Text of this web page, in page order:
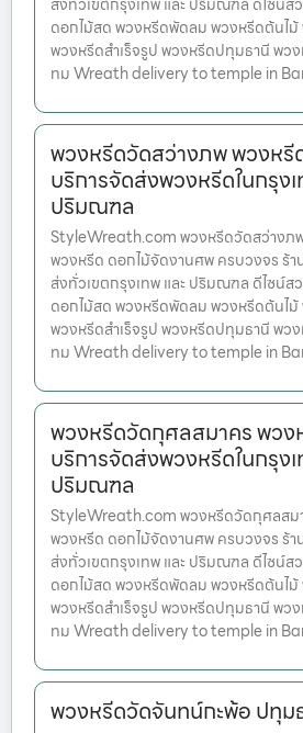
ดอกไม้สด พวงหรีดพัดลม พวงหรีดต้นไม้
พวงหรีดสำเร็จรูป พวงหรีดปทุมธานี พ
ทม Wreath delivery to temple in
พวงหรีดวัดสว่างภพ พวงหรี
บริการจัดส่งพวงหรีดในกรุงเ
ปริมณฑล
StyleWreath.com พวงหรีดวัดสว่างภ
พวงหรีด ดอกไม้จัดงานศพ ครบวงจร ร้
ส่งทั่วเขตกรุงเทพ และ ปริมณฑล ดีไซน์ส
ดอกไม้สด พวงหรีดพัดลม พวงหรีดต้นไม้
พวงหรีดสำเร็จรูป พวงหรีดปทุมธานี พ
ทม Wreath delivery to temple in
พวงหรีดวัดกุศลสมาคร พวง
บริการจัดส่งพวงหรีดในกรุงเ
ปริมณฑล
StyleWreath.com พวงหรีดวัดกุศลสม
พวงหรีด ดอกไม้จัดงานศพ ครบวงจร ร้
ส่งทั่วเขตกรุงเทพ และ ปริมณฑล ดีไซน์ส
ดอกไม้สด พวงหรีดพัดลม พวงหรีดต้นไม้
พวงหรีดสำเร็จรูป พวงหรีดปทุมธานี พ
ทม Wreath delivery to temple in
พวงหรีดวัดจันทน์กะพ้อ ปทุม